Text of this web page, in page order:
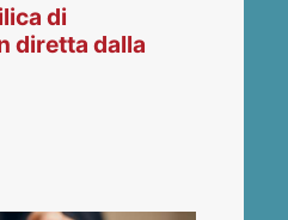
di
diretta dalla